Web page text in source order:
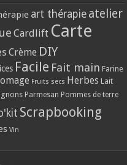
art thérapie atelier
Cardlift Carte
Crème DIY
Facile Fait main Farine
Fruits secs Herbes Lait
Parmesan Pommes de terre
Scrapbooking
Vin